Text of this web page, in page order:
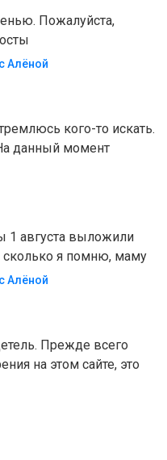
Пожалуйста,
Алëной
кого-то искать.
данный момент
1 августа выложили
сколько я помню, маму
Алëной
Прежде всего
на этом сайте, это